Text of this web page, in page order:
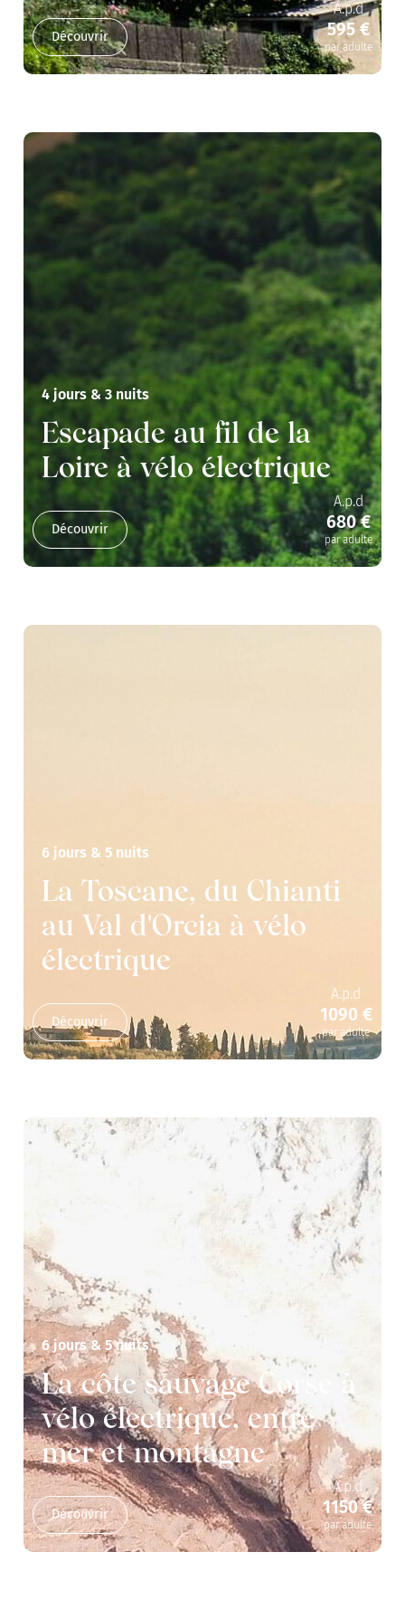
Découvrir
A.p.d
595 €
par adulte
4 jours & 3 nuits
Escapade au fil de la
Loire à vélo électrique
Découvrir
A.p.d
680 €
par adulte
6 jours & 5 nuits
La Toscane, du Chianti
au Val d'Orcia à vélo
électrique
Découvrir
A.p.d
1090 €
par adulte
6 jours & 5 nuits
La côte sauvage Corse à
vélo électrique, entre
mer et montagne
Découvrir
A.p.d
1150 €
par adulte